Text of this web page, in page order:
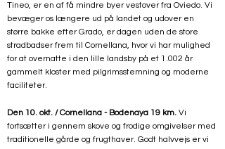
Tineo, er en af få mindre byer vestover fra Oviedo. Vi
bevæger os længere ud på landet og udover en
større bakke efter Grado, er dagen uden de store
stradbadser frem til Cornellana, hvor vi har mulighed
for at overnatte i den lille landsby på et 1.002 år
gammelt kloster med pilgrimsstemning og moderne
faciliteter.
Den 10. okt. / Cornellana - Bodenaya 19 km. Vi
fortsætter i gennem skove og frodige omgivelser med
traditionelle gårde og frugthaver. Godt halvvejs er vi